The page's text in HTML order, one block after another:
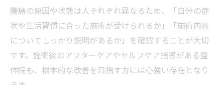
腰痛の原因や状態は人それぞれ異なるため、「自分の症
状や生活習慣に合った施術が受けられるか」「施術内容
についてしっかり説明があるか」を確認することが大切
です。施術後のアフターケアやセルフケア指導がある整
体院も、根本的な改善を目指す方には心強い存在となり